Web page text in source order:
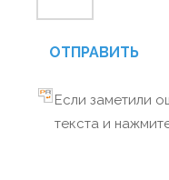
ОТПРАВИТЬ
Если заметили
текста и